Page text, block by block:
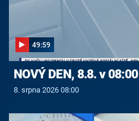
49:59
NOVÝ DEN, 8.8. v 08:00
8. srpna 2026 08:00